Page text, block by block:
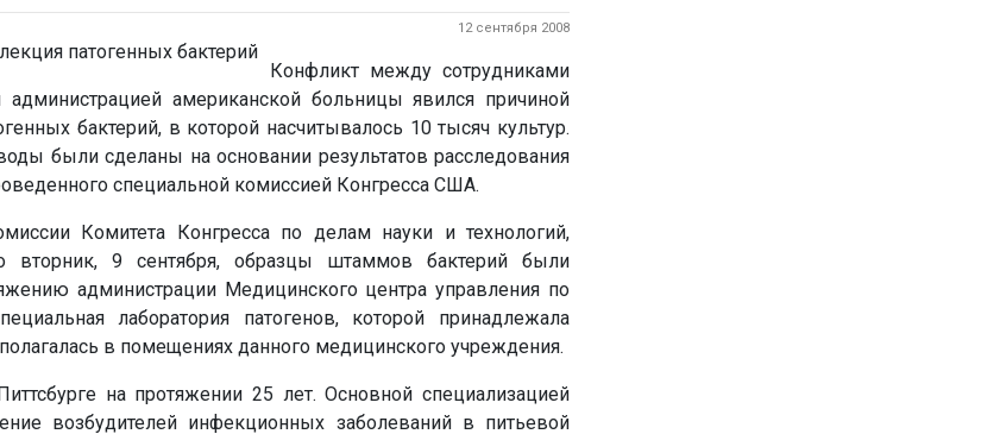
12 сентября 2008
Конфликт между сотрудниками
администрацией американской больницы явился причиной
бактерий, в которой насчитывалось 10 тысяч культур.
были сделаны на основании результатов расследования
специальной комиссией Конгресса США.
Комитета Конгресса по делам науки и технологий,
вторник, 9 сентября, образцы штаммов бактерий были
администрации Медицинского центра управления по
лаборатория патогенов, которой принадлежала
в помещениях данного медицинского учреждения.
на протяжении 25 лет. Основной специализацией
возбудителей инфекционных заболеваний в питьевой